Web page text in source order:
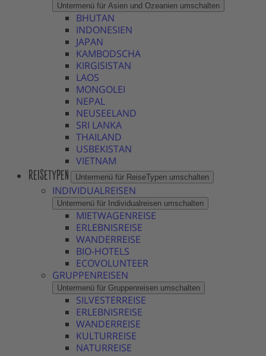
Untermenü für Asien und Ozeanien umschalten
BHUTAN
INDONESIEN
JAPAN
KAMBODSCHA
KIRGISISTAN
LAOS
MONGOLEI
NEPAL
NEUSEELAND
SRI LANKA
THAILAND
USBEKISTAN
VIETNAM
REISETYPEN Untermenü für ReiseTypen umschalten
INDIVIDUALREISEN
Untermenü für Individualreisen umschalten
MIETWAGENREISE
ERLEBNISREISE
WANDERREISE
BIO-HOTELS
ECOVOLUNTEER
GRUPPENREISEN
Untermenü für Gruppenreisen umschalten
SILVESTERREISE
ERLEBNISREISE
WANDERREISE
KULTURREISE
NATURREISE